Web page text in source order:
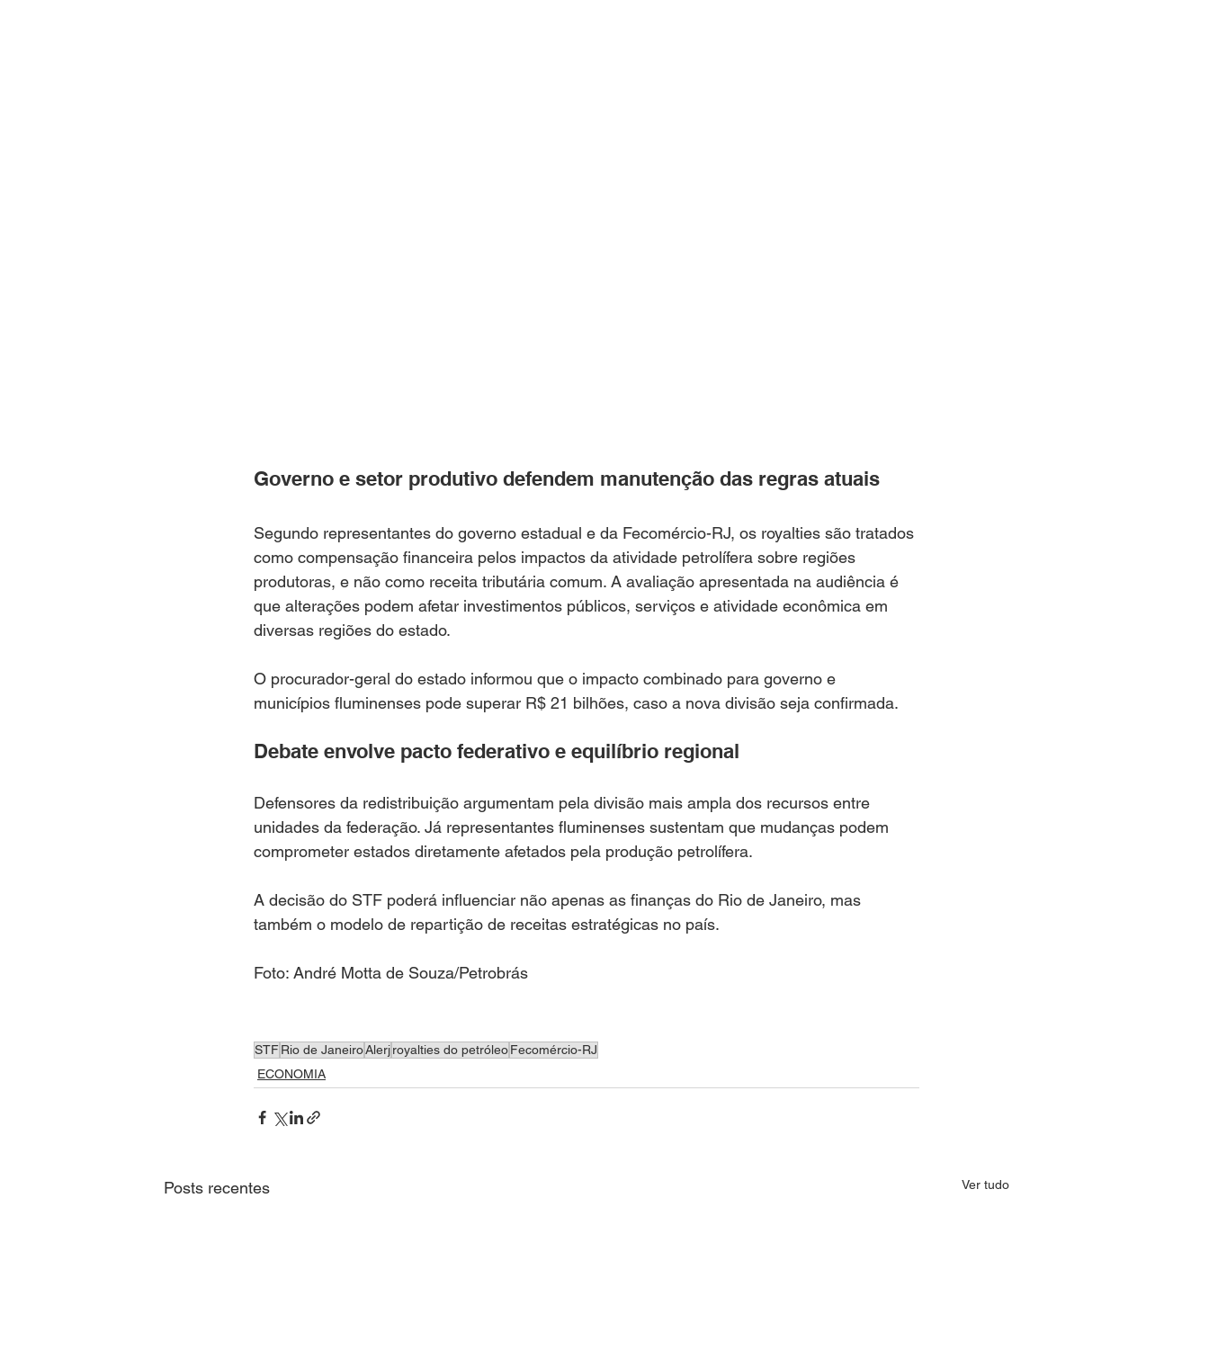
Governo e setor produtivo defendem manutenção das regras atuais
Segundo representantes do governo estadual e da Fecomércio-RJ, os royalties são tratados
como compensação financeira pelos impactos da atividade petrolífera sobre regiões
produtoras, e não como receita tributária comum. A avaliação apresentada na audiência é
que alterações podem afetar investimentos públicos, serviços e atividade econômica em
diversas regiões do estado.
O procurador-geral do estado informou que o impacto combinado para governo e
municípios fluminenses pode superar R$ 21 bilhões, caso a nova divisão seja confirmada.
Debate envolve pacto federativo e equilíbrio regional
Defensores da redistribuição argumentam pela divisão mais ampla dos recursos entre
unidades da federação. Já representantes fluminenses sustentam que mudanças podem
comprometer estados diretamente afetados pela produção petrolífera.
A decisão do STF poderá influenciar não apenas as finanças do Rio de Janeiro, mas
também o modelo de repartição de receitas estratégicas no país.
Foto: André Motta de Souza/Petrobrás
STFRio de JaneiroAlerjroyalties do petróleoFecomércio-RJ
ECONOMIA
Posts recentes Ver tudo